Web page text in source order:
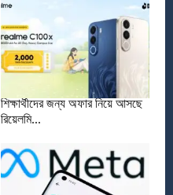
শিক্ষার্থীদের জন্য অফার নিয়ে আসছে
রিয়েলমি...